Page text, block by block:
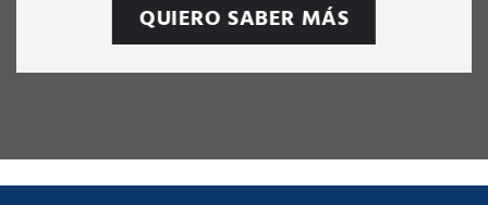
QUIERO SABER MÁS